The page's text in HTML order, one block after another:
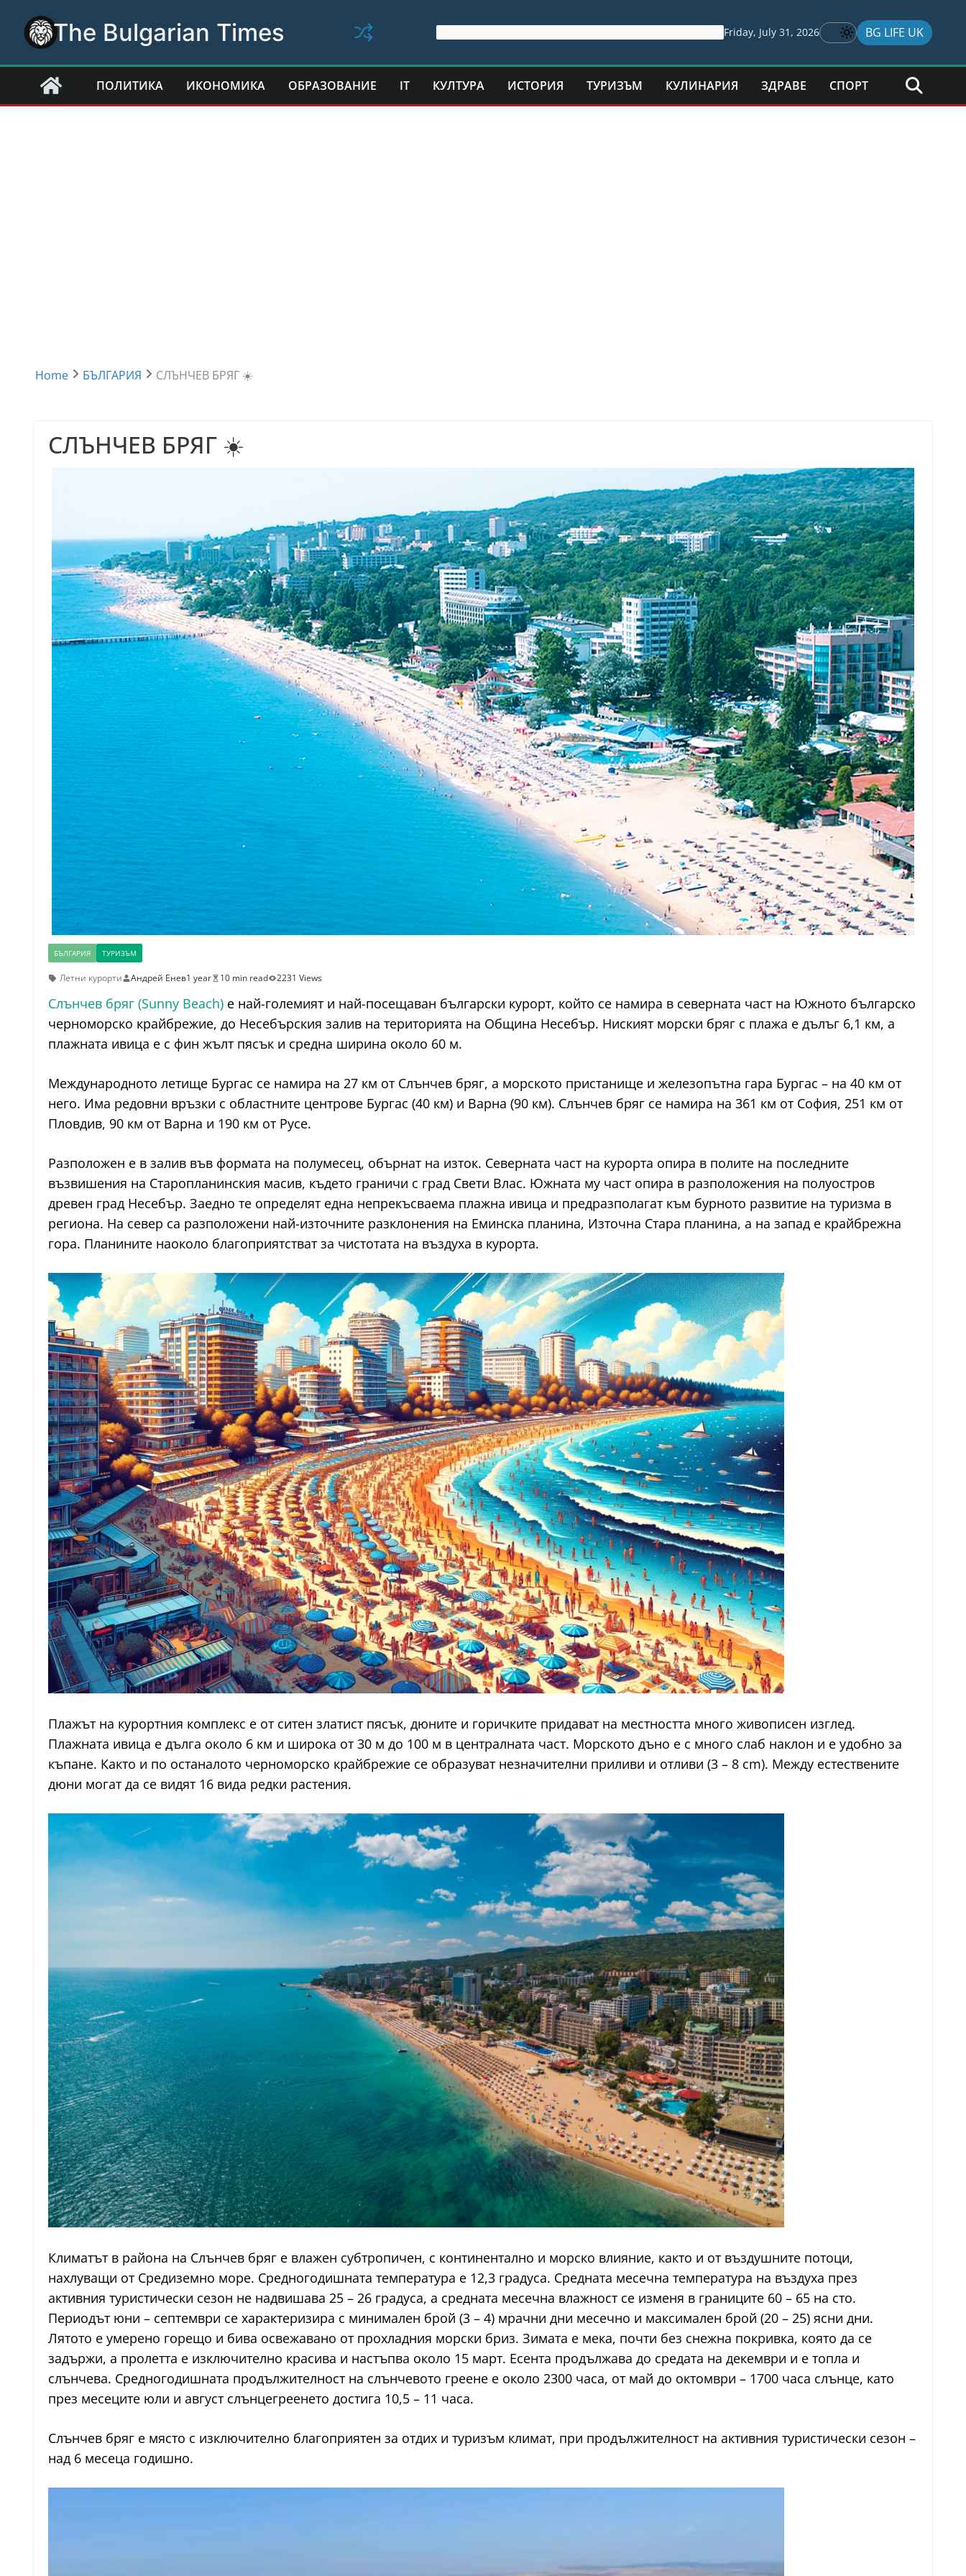
content
The Bulgarian Times Friday, July 31, 2026 BG LIFE UK
ПОЛИТИКА ИКОНОМИКА ОБРАЗОВАНИЕ IT КУЛТУРА ИСТОРИЯ ТУРИЗЪМ КУЛИНАРИЯ ЗДРАВЕ СПОРТ
Home БЪЛГАРИЯ СЛЪНЧЕВ БРЯГ ☀️
СЛЪНЧЕВ БРЯГ ☀️
БЪЛГАРИЯ ТУРИЗЪМ
Летни курорти Андрей Енев1 year 10 min read 2231 Views
Слънчев бряг (Sunny Beach) е най-големият и най-посещаван български курорт, който се намира в северната част на Южното българско
черноморско крайбрежие, до Несебърския залив на територията на Община Несебър. Ниският морски бряг с плажа е дълъг 6,1 км, а
плажната ивица е с фин жълт пясък и средна ширина около 60 м.
Международното летище Бургас се намира на 27 км от Слънчев бряг, а морското пристанище и железопътна гара Бургас – на 40 км от
него. Има редовни връзки с областните центрове Бургас (40 км) и Варна (90 км). Слънчев бряг се намира на 361 км от София, 251 км от
Пловдив, 90 км от Варна и 190 км от Русе.
Разположен е в залив във формата на полумесец, обърнат на изток. Северната част на курорта опира в полите на последните
възвишения на Старопланинския масив, където граничи с град Свети Влас. Южната му част опира в разположения на полуостров
древен град Несебър. Заедно те определят една непрекъсваема плажна ивица и предразполагат към бурното развитие на туризма в
региона. На север са разположени най-източните разклонения на Еминска планина, Източна Стара планина, а на запад е крайбрежна
гора. Планините наоколо благоприятстват за чистотата на въздуха в курорта.
Плажът на курортния комплекс е от ситен златист пясък, дюните и горичките придават на местността много живописен изглед.
Плажната ивица е дълга около 6 км и широка от 30 м до 100 м в централната част. Морското дъно е с много слаб наклон и е удобно за
къпане. Както и по останалото черноморско крайбрежие се образуват незначителни приливи и отливи (3 – 8 cm). Между естествените
дюни могат да се видят 16 вида редки растения.
Климатът в района на Слънчев бряг е влажен субтропичен, с континентално и морско влияние, както и от въздушните потоци,
нахлуващи от Средиземно море. Средногодишната температура е 12,3 градуса. Средната месечна температура на въздуха през
активния туристически сезон не надвишава 25 – 26 градуса, а средната месечна влажност се изменя в границите 60 – 65 на сто.
Периодът юни – септември се характеризира с минимален брой (3 – 4) мрачни дни месечно и максимален брой (20 – 25) ясни дни.
Лятото е умерено горещо и бива освежавано от прохладния морски бриз. Зимата е мека, почти без снежна покривка, която да се
задържи, а пролетта е изключително красива и настъпва около 15 март. Есента продължава до средата на декември и е топла и
слънчева. Средногодишната продължителност на слънчевото греене е около 2300 часа, от май до октомври – 1700 часа слънце, като
през месеците юли и август слънцегреенето достига 10,5 – 11 часа.
Слънчев бряг е място с изключително благоприятен за отдих и туризъм климат, при продължителност на активния туристически сезон –
над 6 месеца годишно.